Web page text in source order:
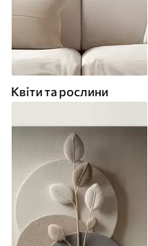
Квіти та рослини